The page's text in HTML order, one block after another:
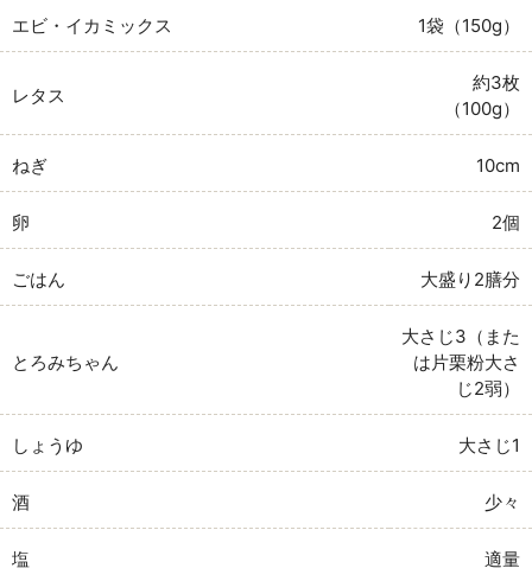
エビ・イカミックス
1袋（150g）
レタス
約3枚
（100g）
ねぎ 10cm
卵 2個
ごはん 大盛り2膳分
とろみちゃん
大さじ3（また
は片栗粉大さ
じ2弱）
しょうゆ 大さじ1
酒 少々
塩 適量